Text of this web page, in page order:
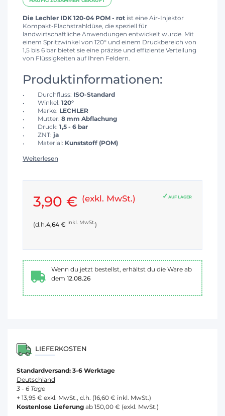
Die Lechler IDK 120-04 POM - rot ist eine Air-Injektor
Kompakt-Flachstrahldüse, die speziell für
landwirtschaftliche Anwendungen entwickelt wurde. Mit
einem Spritzwinkel von 120° und einem Druckbereich von
1,5 bis 6 bar bietet sie eine präzise und effiziente Verteilung
von Flüssigkeiten auf Ihren Feldern.
Produktinformationen:
Durchfluss: ISO-Standard
Winkel: 120°
Marke: LECHLER
Mutter: 8 mm Abflachung
Druck: 1,5 - 6 bar
ZNT: ja
Material: Kunststoff (POM)
Weiterlesen
AUF LAGER
3,90 € (exkl. MwSt.)
(d.h.4,64 € inkl. MwSt.)
Wenn du jetzt bestellst, erhältst du die Ware ab
dem 12.08.26
LIEFERKOSTEN
Standardversand: 3-6 Werktage
Deutschland
3 - 6 Tage
+ 13,95 € exkl. MwSt., d.h. (16,60 € inkl. MwSt.)
Kostenlose Lieferung ab 150,00 € (exkl. MwSt.)